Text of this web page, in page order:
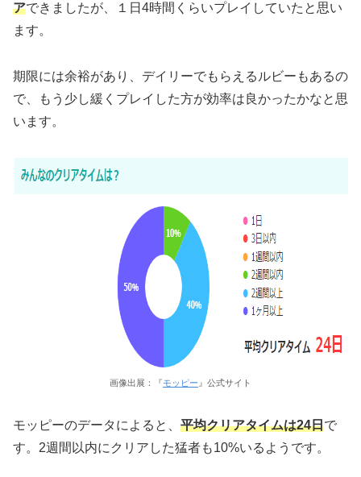
アできましたが、１日4時間くらいプレイしていたと思い
ます。
期限には余裕があり、デイリーでもらえるルビーもあるの
で、もう少し緩くプレイした方が効率は良かったかなと思
います。
画像出展：『モッピー 』公式サイト
モッピーのデータによると、 平均クリアタイムは24日で
す。2週間以内にクリアした猛者も10%いるようです。